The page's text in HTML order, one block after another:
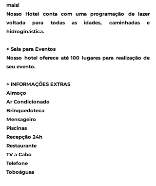
mais!
Nosso Hotel conta com uma programação de lazer
voltada para todas as idades, caminhadas e
hidroginástica.
> Sala para Eventos
Nosso hotel oferece até 100 lugares para realização de
seu evento.
> INFORMAÇÕES EXTRAS
Almoço
Ar Condicionado
Brinquedoteca
Mensageiro
Piscinas
Recepção 24h
Restaurante
TV a Cabo
Telefone
Toboáguas